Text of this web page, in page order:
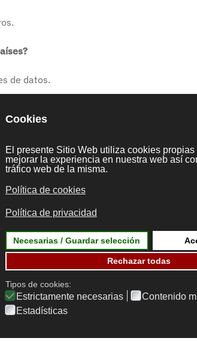
de datos.
personales?
tratando datos personales suyos
o se van a comunicar a un tercero.
los datos inexactos y a que se completen
de carácter personal cuando sean
a que se realice el
circunstancias establecidas
personal en un formato estructurado,